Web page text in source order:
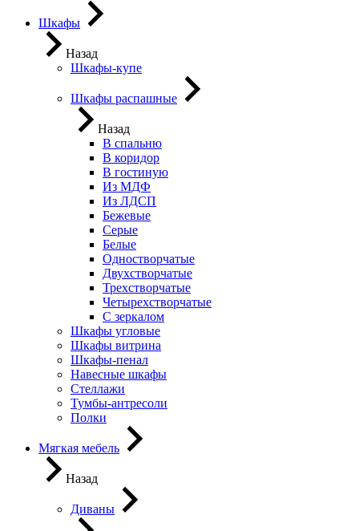
Шкафы
Назад
Шкафы-купе
Шкафы распашные
Назад
В спальню
В коридор
В гостиную
Из МДФ
Из ЛДСП
Бежевые
Серые
Белые
Одностворчатые
Двухстворчатые
Трехстворчатые
Четырехстворчатые
С зеркалом
Шкафы угловые
Шкафы витрина
Шкафы-пенал
Навесные шкафы
Стеллажи
Тумбы-антресоли
Полки
Мягкая мебель
Назад
Диваны